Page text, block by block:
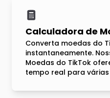
Calculadora de
Converta moedas do
instantaneamente.
Moedas do TikTok
tempo real para